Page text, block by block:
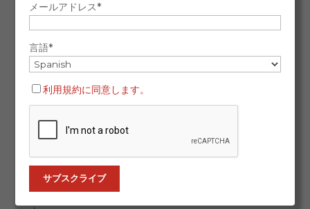
パコ・モンタルボ、マラガで魅了：『フラメン
フラメンコ・ヴァイオリンの革命から10年。テアトロ・
セルバンテス満席の記念公演で観客を魅了 2025年11月1
りません。ヴァイオリニスト、パコ・モンタルボはそれ
を実現しました。昨夜、マラガのテアトロ・セルバンテ
スでは、彼の代表作『フラメンコ・ヴァイオリンの魂
（Alma del violín flamenco）』の記念ツアーの一環と
して、感動的で忘れられない夜が繰り広げられまし
メールアドレス*
言語*
利用規約に同意します。